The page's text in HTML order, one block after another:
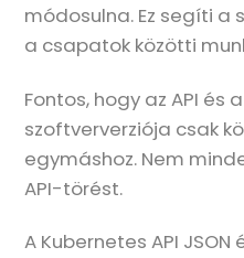
módosulna. Ez segíti a
a csapatok közötti
Fontos, hogy az API és
szoftververziója csak
egymáshoz. Nem
API-törést.
A Kubernetes API